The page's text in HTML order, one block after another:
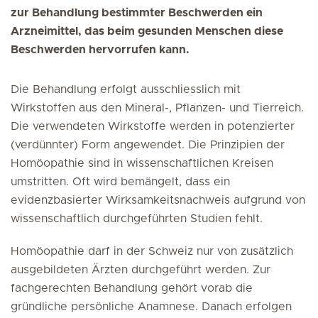
zur Behandlung bestimmter Beschwerden ein
Arzneimittel, das beim gesunden Menschen diese
Beschwerden hervorrufen kann.
Die Behandlung erfolgt ausschliesslich mit
Wirkstoffen aus den Mineral-, Pflanzen- und Tierreich.
Die verwendeten Wirkstoffe werden in potenzierter
(verdünnter) Form angewendet. Die Prinzipien der
Homöopathie sind in wissenschaftlichen Kreisen
umstritten. Oft wird bemängelt, dass ein
evidenzbasierter Wirksamkeitsnachweis aufgrund von
wissenschaftlich durchgeführten Studien fehlt.
Homöopathie darf in der Schweiz nur von zusätzlich
ausgebildeten Ärzten durchgeführt werden. Zur
fachgerechten Behandlung gehört vorab die
gründliche persönliche Anamnese. Danach erfolgen